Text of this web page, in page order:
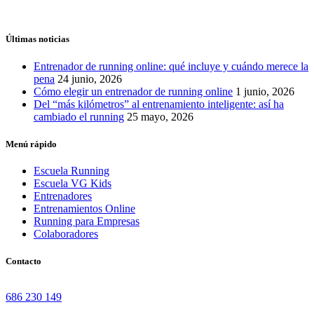
Últimas noticias
Entrenador de running online: qué incluye y cuándo merece la
pena 24 junio, 2026
Cómo elegir un entrenador de running online 1 junio, 2026
Del “más kilómetros” al entrenamiento inteligente: así ha
cambiado el running 25 mayo, 2026
Menú rápido
Escuela Running
Escuela VG Kids
Entrenadores
Entrenamientos Online
Running para Empresas
Colaboradores
Contacto
686 230 149